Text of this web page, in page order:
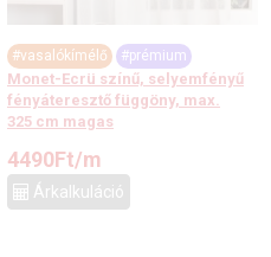
#vasalókímélő #prémium
Monet-Ecrü színű, selyemfényű
fényáteresztő függöny, max.
325 cm magas
4490Ft/m
Árkalkuláció